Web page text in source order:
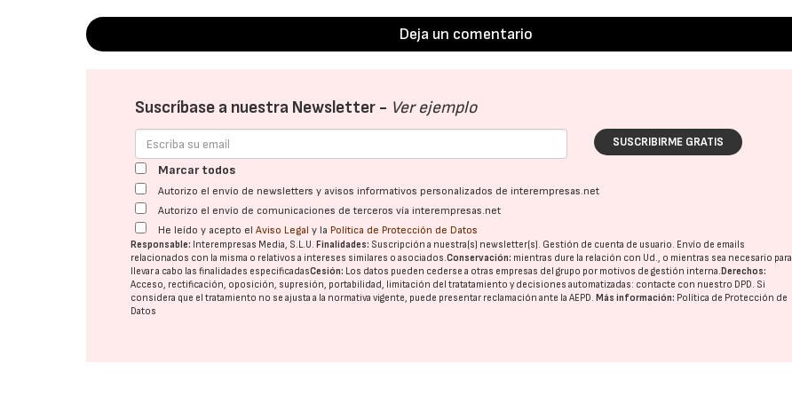
Deja un comentario
Suscríbase a nuestra Newsletter - Ver ejemplo
SUSCRIBIRME GRATIS
Marcar todos
Autorizo el envío de newsletters y avisos informativos personalizados de interempresas.net
Autorizo el envío de comunicaciones de terceros vía interempresas.net
He leído y acepto elAviso Legal y la Política de Protección de Datos
Responsable: Interempresas Media, S.L.U. Finalidades: Suscripción a nuestra(s) newsletter(s). Gestión de cuenta de usuario. Envío de emails
relacionados con la misma o relativos a intereses similares o asociados.Conservación: mientras dure la relación con Ud., o mientras sea necesario para
llevar a cabo las finalidades especificadasCesión: Los datos pueden cederse a otras empresas del grupo por motivos de gestión interna. Derechos:
Acceso, rectificación, oposición, supresión, portabilidad, limitación del tratatamiento y decisiones automatizadas: contacte con nuestro DPD. Si
considera que el tratamiento no se ajusta a la normativa vigente, puede presentar reclamación ante laAEPD. Más información: Política de Protección de
Datos